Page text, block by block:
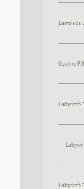
Lambada
Opaline
Labyrinth
Labyrinth